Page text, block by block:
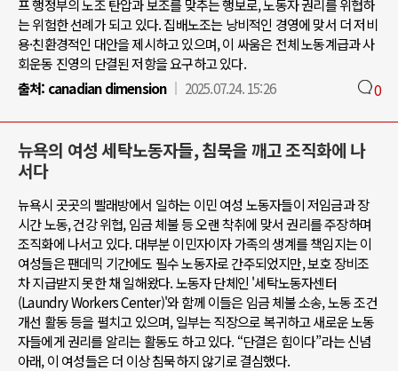
프 행정부의 노조 탄압과 보조를 맞추는 행보로, 노동자 권리를 위협하
는 위험한 선례가 되고 있다. 집배노조는 낭비적인 경영에 맞서 더 저비
용·친환경적인 대안을 제시하고 있으며, 이 싸움은 전체 노동계급과 사
회운동 진영의 단결된 저항을 요구하고 있다.
출처: canadian dimension 2025.07.24. 15:26 0
뉴욕의 여성 세탁노동자들, 침묵을 깨고 조직화에 나
서다
뉴욕시 곳곳의 빨래방에서 일하는 이민 여성 노동자들이 저임금과 장
시간 노동, 건강 위협, 임금 체불 등 오랜 착취에 맞서 권리를 주장하며
조직화에 나서고 있다. 대부분 이민자이자 가족의 생계를 책임지는 이
여성들은 팬데믹 기간에도 필수 노동자로 간주되었지만, 보호 장비조
차 지급받지 못한 채 일해왔다. 노동자 단체인 '세탁노동자센터
(Laundry Workers Center)'와 함께 이들은 임금 체불 소송, 노동 조건
개선 활동 등을 펼치고 있으며, 일부는 직장으로 복귀하고 새로운 노동
자들에게 권리를 알리는 활동도 하고 있다. “단결은 힘이다”라는 신념
아래, 이 여성들은 더 이상 침묵하지 않기로 결심했다.